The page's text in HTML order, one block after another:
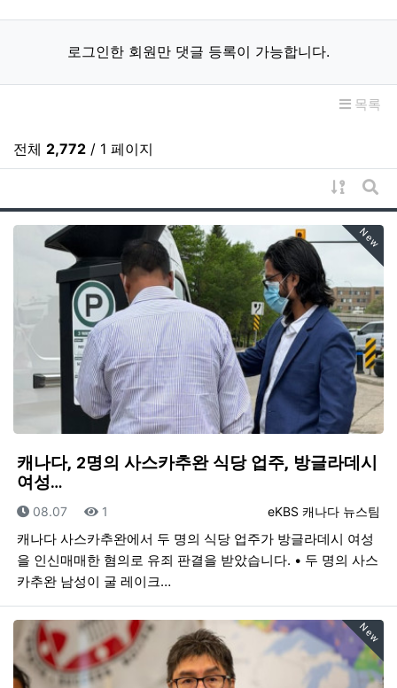
로그인한 회원만 댓글 등록이 가능합니다.
목록
전체 2,772 / 1 페이지
게시물
게
New
캐나다, 2명의 사스카추완 식당 업주, 방글라데시
여성…
등록자
eKBS 캐나다 뉴스팀
등록일
08.07 조회
1
캐나다 사스카추완에서 두 명의 식당 업주가 방글라데시 여성
을 인신매매한 혐의로 유죄 판결을 받았습니다. • 두 명의 사스
카추완 남성이 굴 레이크…
New